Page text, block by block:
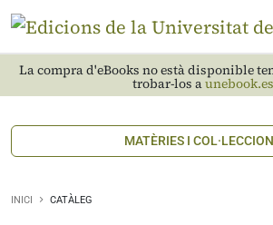
La compra d'eBooks no està disponible
trobar-los aunebook.es
MATÈRIES I
INICI CATÀLEG